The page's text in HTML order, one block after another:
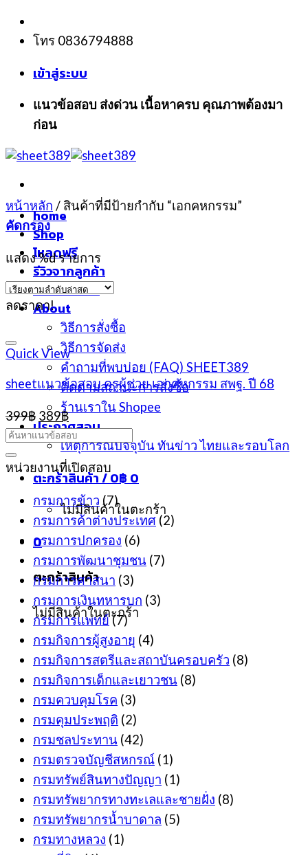
Skip
content
โทร 0836794888
เข้าสู่ระบบ
แนวข้อสอบ ส่งด่วน เนื้อหาครบ คุณภาพต้องมา
ก่อน
home
Shop
โหลดฟรี
รีวิวจากลูกค้า
แจ้งชำระเงิน
About
วิธีการสั่งซื้อ
วิธีการจัดส่ง
คำถามที่พบบ่อย (FAQ) SHEET389
ติดตามสถานะการสั่งซื้อ
ร้านเราใน Shopee
ประกาศสอบ
เหตุการณ์ปัจจุบัน ทันข่าว ไทยและรอบโลก
ตะกร้าสินค้า /0฿ 0
ไม่มีสินค้าในตะกร้า
0
ตะกร้าสินค้า
ไม่มีสินค้าในตะกร้า
หน้าหลัก / สินค้าที่มีป้ายกำกับ “เอกคหกรรม”
คัดกรอง
แสดง %d รายการ
ลดราคา!
Quick View
sheetแนวข้อสอบ ครูผู้ช่วย เอกคหกรรม สพฐ. ปี 68
399฿ Original
price
was:
399฿.
389฿Current
price
is:
389฿.
หน่วยงานที่เปิดสอบ
กรมการข้าว (7)
กรมการค้าต่างประเทศ (2)
กรมการปกครอง (6)
กรมการพัฒนาชุมชน (7)
กรมการศาสนา (3)
กรมการเงินทหารบก (3)
กรมการแพทย์(7)
กรมกิจการผู้สูงอายุ (4)
กรมกิจการสตรีและสถาบันครอบครัว (8)
กรมกิจการเด็กและเยาวชน (8)
กรมควบคุมโรค (3)
กรมคุมประพฤติ (2)
กรมชลประทาน (42)
กรมตรวจบัญชีสหกรณ์ (1)
กรมทรัพย์สินทางปัญญา (1)
กรมทรัพยากรทางทะเลและชายฝั่ง (8)
กรมทรัพยากรน้ำบาดาล (5)
กรมทางหลวง (1)